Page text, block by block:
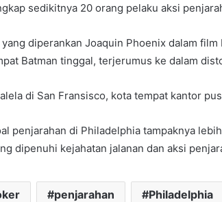
sedikitnya 20 orang pelaku aksi
diperankan Joaquin Phoenix dalam film
Batman tinggal, terjerumus ke dalam
di San Fransisco, kota tempat kantor
penjarahan di Philadelphia tampaknya
dipenuhi kejahatan jalanan dan aksi
penjarahan Philadelphia